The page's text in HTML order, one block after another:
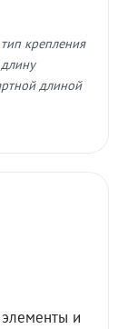
крепления
длиной
и